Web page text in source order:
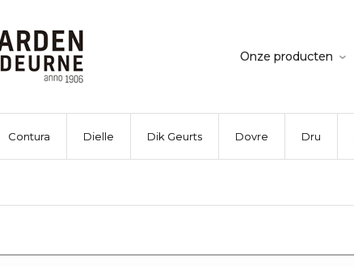
Onze producten
Contura Dielle Dik Geurts Dovre Dru